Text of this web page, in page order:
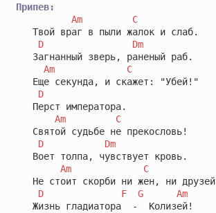
Припев:
Am
C
   Твой враг в пыли жалок и слаб.
D
Dm
   Загнанный зверь, раненый раб.
Am
C
   Еще секунда, и скажет: "Убей!"
D
   Перст императора.
Am
C
   Святой судьбе не прекословь!
D
Dm
   Воет толпа, чувствует кровь.
Am
C
   Не стоит скорби ни жен, ни друзей
D
F G
Am
   Жизнь гладиатора  -  Колизей!